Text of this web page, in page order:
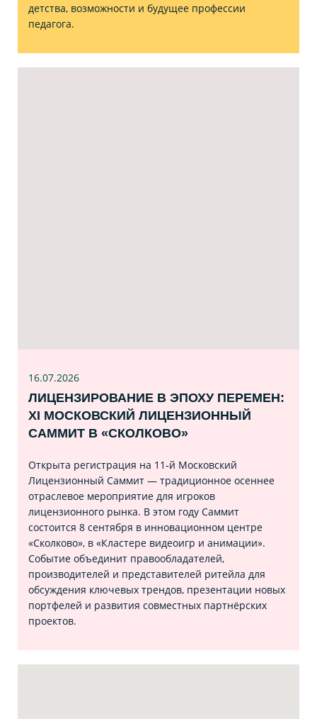
детства, возможности и будущее профессии
педагога.
16.07.2026
ЛИЦЕНЗИРОВАНИЕ В ЭПОХУ ПЕРЕМЕН:
XI МОСКОВСКИЙ ЛИЦЕНЗИОННЫЙ
САММИТ В «СКОЛКОВО»
Открыта регистрация на 11‑й Московский
Лицензионный Саммит — традиционное осеннее
отраслевое мероприятие для игроков
лицензионного рынка. В этом году Саммит
состоится 8 сентября в инновационном центре
«Сколково», в «Кластере видеоигр и анимации».
Событие объединит правообладателей,
производителей и представителей ритейла для
обсуждения ключевых трендов, презентации новых
портфелей и развития совместных партнёрских
проектов.